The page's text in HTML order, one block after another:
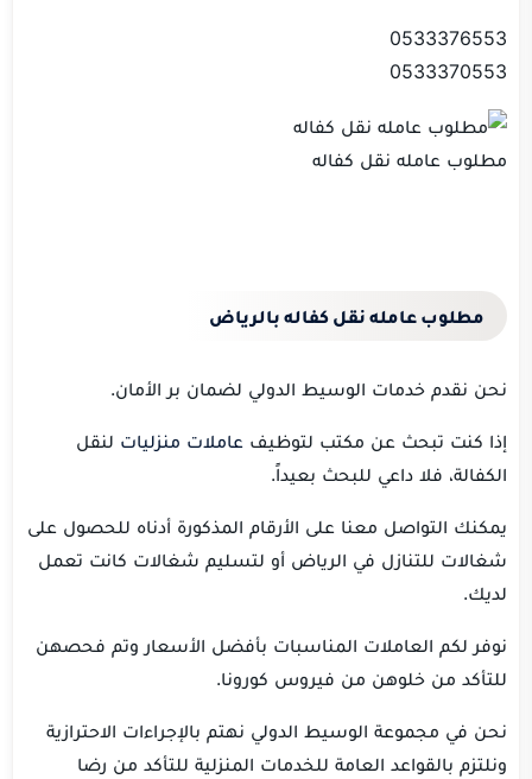
0533376553
0533370553
مطلوب عامله نقل كفاله
مطلوب عامله نقل كفاله بالرياض
نحن نقدم خدمات الوسيط الدولي لضمان بر الأمان.
إذا كنت تبحث عن مكتب لتوظيف عاملات منزليات لنقل
الكفالة، فلا داعي للبحث بعيداً.
يمكنك التواصل معنا على الأرقام المذكورة أدناه للحصول على
شغالات للتنازل في الرياض أو لتسليم شغالات كانت تعمل
لديك.
نوفر لكم العاملات المناسبات بأفضل الأسعار وتم فحصهن
للتأكد من خلوهن من فيروس كورونا.
نحن في مجموعة الوسيط الدولي نهتم بالإجراءات الاحترازية
ونلتزم بالقواعد العامة للخدمات المنزلية للتأكد من رضا